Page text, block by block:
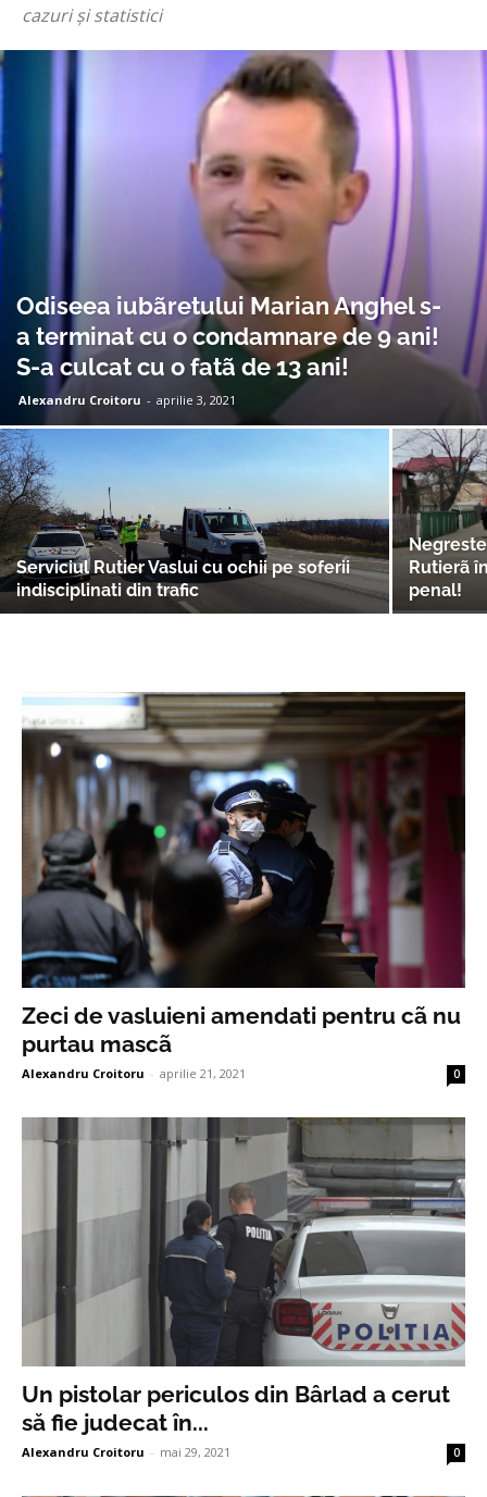
cazuri și statistici
Odiseea iubãretului Marian Anghel s-
a terminat cu o condamnare de 9 ani!
S-a culcat cu o fatã de 13 ani!
Alexandru Croitoru - aprilie 3, 2021
Serviciul Rutier Vaslui cu ochii pe soferii
indisciplinati din trafic
Rutierã
penal!
Zeci de vasluieni amendati pentru cã nu
purtau mascã
Alexandru Croitoru - aprilie 21, 2021 0
Un pistolar periculos din Bârlad a cerut
să fie judecat în...
Alexandru Croitoru - mai 29, 2021 0